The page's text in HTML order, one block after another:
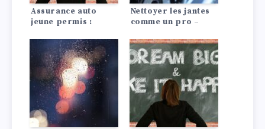
Assurance auto
jeune permis :
moins cher
Nettoyer les jantes
comme un pro –
nettoyage des jantes